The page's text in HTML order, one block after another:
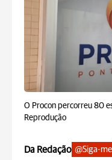
O Procon percorreu 80
Reprodução
Da Redação @Siga-me